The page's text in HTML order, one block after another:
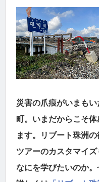
災害の爪痕がいまも
町。いまだからこそ
ます。リブート珠洲
ツアーのカスタマイ
なにを学びたいのか。